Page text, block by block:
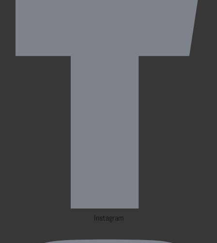
Instagram